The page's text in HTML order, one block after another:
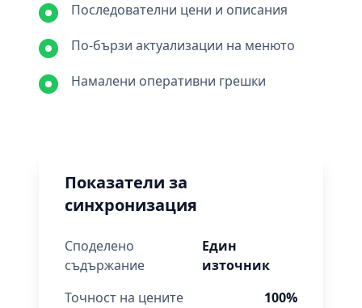
Показатели за
синхронизация
Споделено
съдържание
Един
източник
Точност на цените
100%
Последователни цени и описания
По-бързи актуализации на менюто
Намалени оперативни грешки